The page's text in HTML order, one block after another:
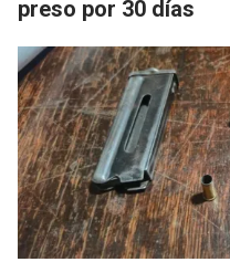
preso por 30 días